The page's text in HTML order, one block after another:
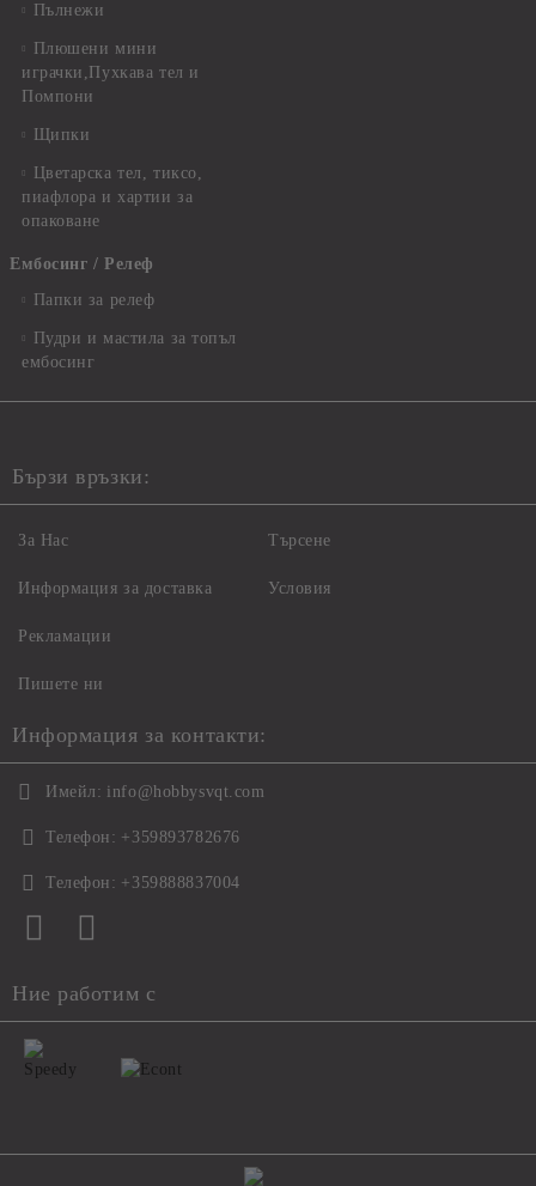
Пълнежи
Плюшени мини
играчки,Пухкава тел и
Помпони
Щипки
Цветарска тел, тиксо,
пиафлора и хартии за
опаковане
Ембосинг / Релеф
Папки за релеф
Пудри и мастила за топъл
ембосинг
Бързи връзки:
За Нас
Информация за доставка
Рекламации
Пишете ни
Търсене
Условия
Информация за контакти:
Имейл: info@hobbysvqt.com
Телефон: +359893782676
Телефон: +359888837004
Ние работим с